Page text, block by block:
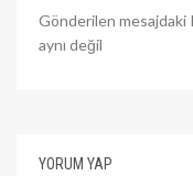
Gönderilen mesajdaki
aynı değil
YORUM YAP